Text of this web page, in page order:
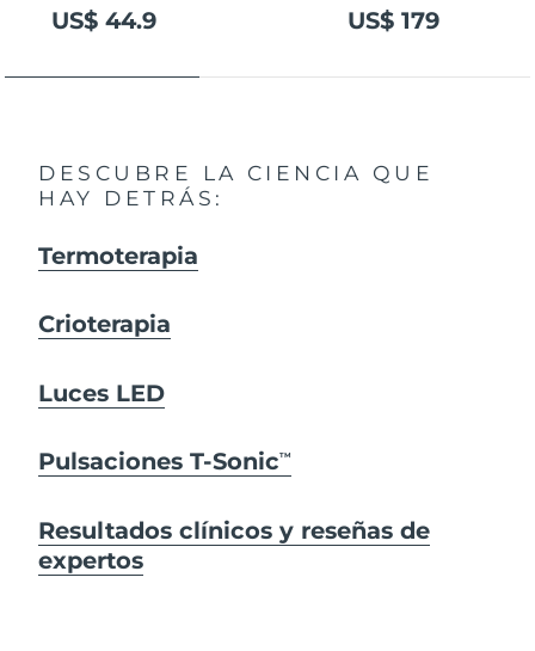
US$ 44.9 US$ 179
DESCUBRE LA CIENCIA QUE
HAY DETRÁS:
Termoterapia
Crioterapia
Luces LED
Pulsaciones T-SonicTM
Resultados clínicos y reseñas de
expertos